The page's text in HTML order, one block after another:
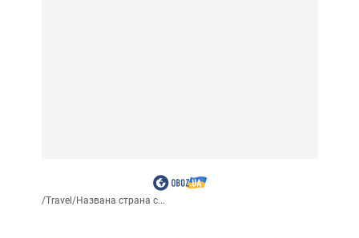
/Travel/Названа страна с...